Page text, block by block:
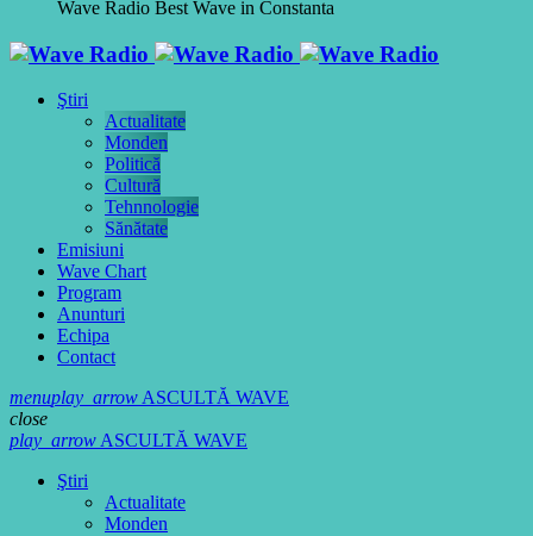
Wave Radio Best Wave in Constanta
Ştiri
Actualitate
Monden
Politică
Cultură
Tehnnologie
Sănătate
Emisiuni
Wave Chart
Program
Anunturi
Echipa
Contact
menuplay_arrowASCULTĂ WAVE
close
play_arrowASCULTĂ WAVE
Ştiri
Actualitate
Monden